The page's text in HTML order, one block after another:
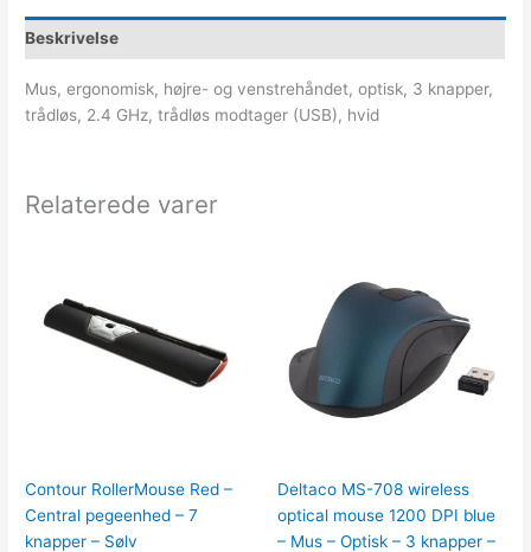
Beskrivelse
Mus, ergonomisk, højre- og venstrehåndet, optisk, 3 knapper,
trådløs, 2.4 GHz, trådløs modtager (USB), hvid
Relaterede varer
Contour RollerMouse Red –
Central pegeenhed – 7
knapper – Sølv
Deltaco MS-708 wireless
optical mouse 1200 DPI blue
– Mus – Optisk – 3 knapper –